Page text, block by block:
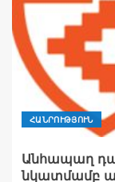
ՀԱՆՐՈՒԹՅՈՒՆ
Անհապաղ
նկատմամբ